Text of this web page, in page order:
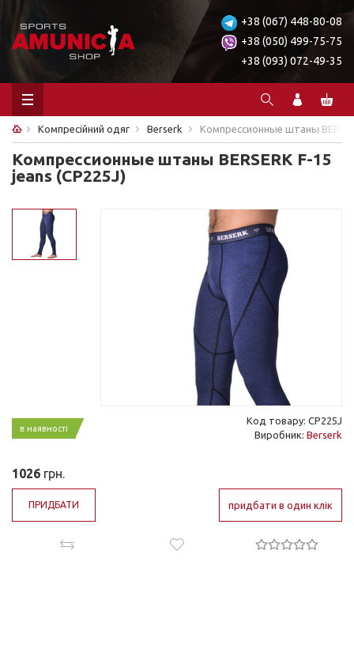
+38 (067) 448-80-08
+38 (050) 499-75-75
+38 (093) 072-49-35
Компресійний одяг Berserk Компрессионные штаны
Компрессионные штаны BERSERK F-15
jeans (CP225J)
в наявності
Код товару: CP225J
Виробник: Berserk
1026 грн.
ПРИДБАТИ придбати в один клік